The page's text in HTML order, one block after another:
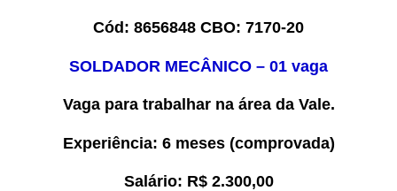
Cód: 8656848 CBO: 7170-20
SOLDADOR MECÂNICO – 01 vaga
Vaga para trabalhar na área da Vale.
Experiência: 6 meses (comprovada)
Salário: R$ 2.300,00